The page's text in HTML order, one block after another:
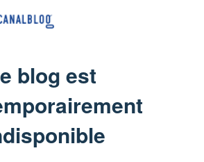
blog est